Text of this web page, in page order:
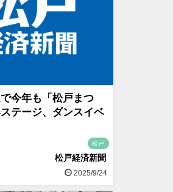
今年も「松戸まつ
テージ、ダンスイベ
松戸
松戸経済新聞
2025/9/24